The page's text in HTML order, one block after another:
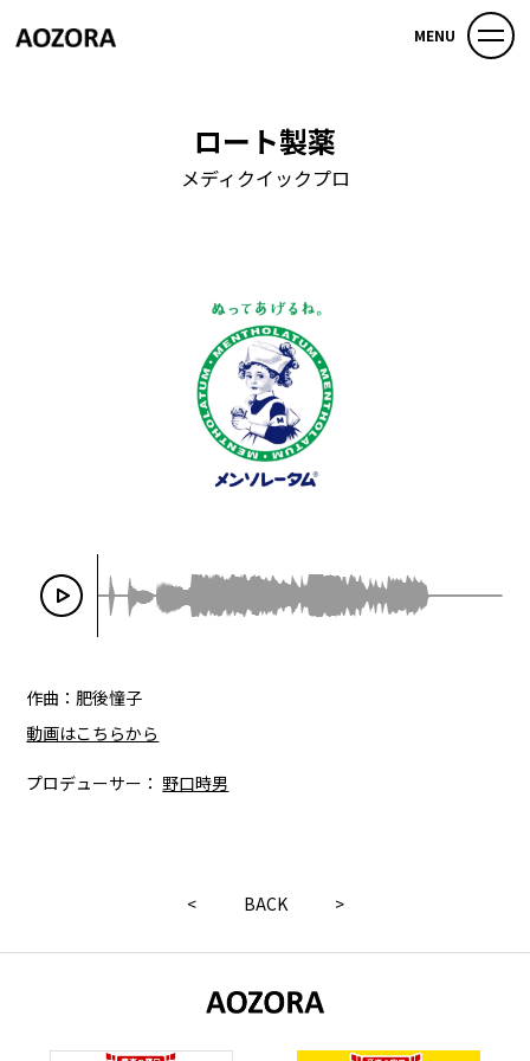
MENU
ロート製薬
メディクイックプロ
作曲：肥後憧子
動画はこちらから
プロデューサー： 野口時男
< BACK >